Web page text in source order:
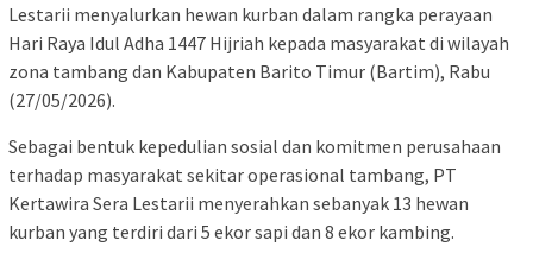
Lestarii menyalurkan hewan kurban dalam rangka perayaan
Hari Raya Idul Adha 1447 Hijriah kepada masyarakat di wilayah
zona tambang dan Kabupaten Barito Timur (Bartim), Rabu
(27/05/2026).
Sebagai bentuk kepedulian sosial dan komitmen perusahaan
terhadap masyarakat sekitar operasional tambang, PT
Kertawira Sera Lestarii menyerahkan sebanyak 13 hewan
kurban yang terdiri dari 5 ekor sapi dan 8 ekor kambing.